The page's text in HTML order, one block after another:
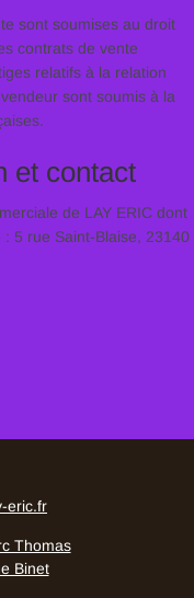
sont soumises au droit
contrats de vente
relatifs à la relation
sont soumis à la
et contact
de LAY ERIC dont
: 5 rue Saint-Blaise, 23140
eric.fr
Thomas
Binet